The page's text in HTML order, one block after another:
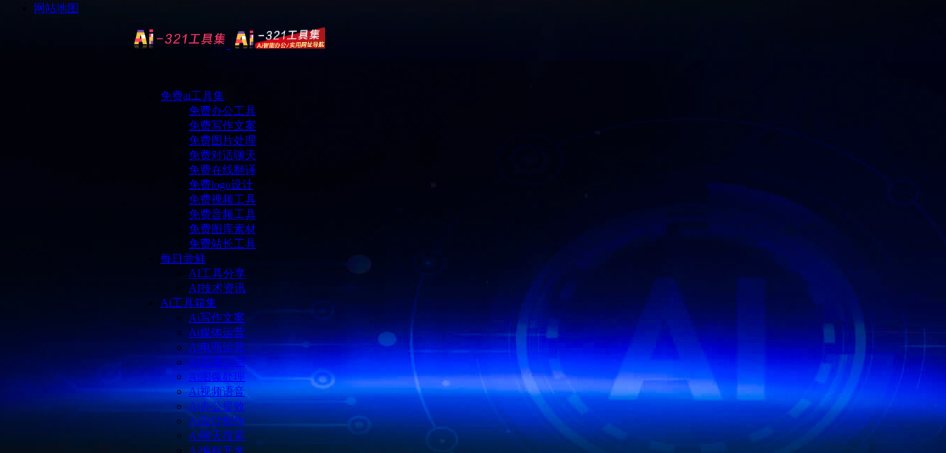
网站地图
免费ai工具集
免费办公工具
免费写作文案
免费图片处理
免费对话聊天
免费在线翻译
免费logo设计
免费视频工具
免费音频工具
免费图库素材
免费站长工具
每日尝鲜
AI工具分享
AI技术资讯
Ai工具箱集
Ai写作文案
Ai媒体运营
Ai电商运营
AI直播运营
Ai图像处理
Ai视频语音
Ai办公提效
Ai设计制作
Ai聊天搜索
Ai编程开发